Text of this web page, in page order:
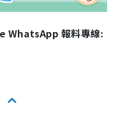
WhatsApp 報料專線: